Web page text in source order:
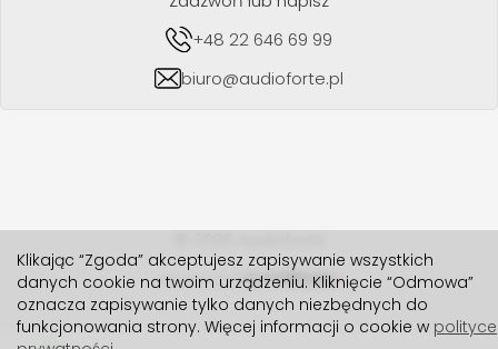
+48 22 646 69 99
biuro@audioforte.pl
realizacja 2024
Klikając “Zgoda” akceptujesz zapisywanie wszystkich
danych cookie na twoim urządzeniu. Kliknięcie “Odmowa”
oznacza zapisywanie tylko danych niezbędnych do
funkcjonowania strony. Więcej informacji o cookie w polityce